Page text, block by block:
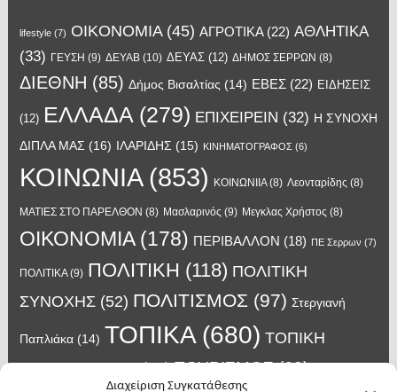
Διαχείριση Συγκατάθεσης
lifestyle(7) OIKONOMIA(45) ΑΓΡΟΤΙΚΑ(22) ΑΘΛΗΤΙΚΑ
(33) ΓΕΥΣΗ (9) ΔΕΥΑΒ(10) ΔΕΥΑΣ(12) ΔΗΜΟΣ ΣΕΡΡΩΝ (8)
ΔΙΕΘΝΗ (85) Δήμος Βισαλτίας (14) ΕΒΕΣ(22) ΕΙΔΗΣΕΙΣ
(12) ΕΛΛΑΔΑ(279) ΕΠΙΧΕΙΡΕΙΝ (32) Η ΣΥΝΟΧΗ
ΔΙΠΛΑ ΜΑΣ (16) ΙΛΑΡΙΔΗΣ (15) ΚΙΝΗΜΑΤΟΓΡΑΦΟΣ (6)
ΚΟΙΝΩΝΙΑ(853) ΚΟΙΝΩΝΙΙΑ(8) Λεονταρίδης (8)
ΜΑΤΙΕΣ ΣΤΟ ΠΑΡΕΛΘΟΝ (8) Μασλαρινός (9) Μεγκλας Χρήστος (8)
ΟΙΚΟΝΟΜΙΑ(178) ΠΕΡΙΒΑΛΛΟΝ (18) ΠΕ Σερρων (7)
ΠΟΛΙΤΙΚΑ(9) ΠΟΛΙΤΙΚΗ (118) ΠΟΛΙΤΙΚΗ
ΣΥΝΟΧΗΣ(52) ΠΟΛΙΤΙΣΜΟΣ (97) Στεργιανή
Παπλιάκα(14) ΤΟΠΙΚΑ(680) ΤΟΠΙΚΗ
ΑΥΤΟΔΙΟΙΚΗΣΗ(45) ΤΟΥΡΙΣΜΟΣ(63)